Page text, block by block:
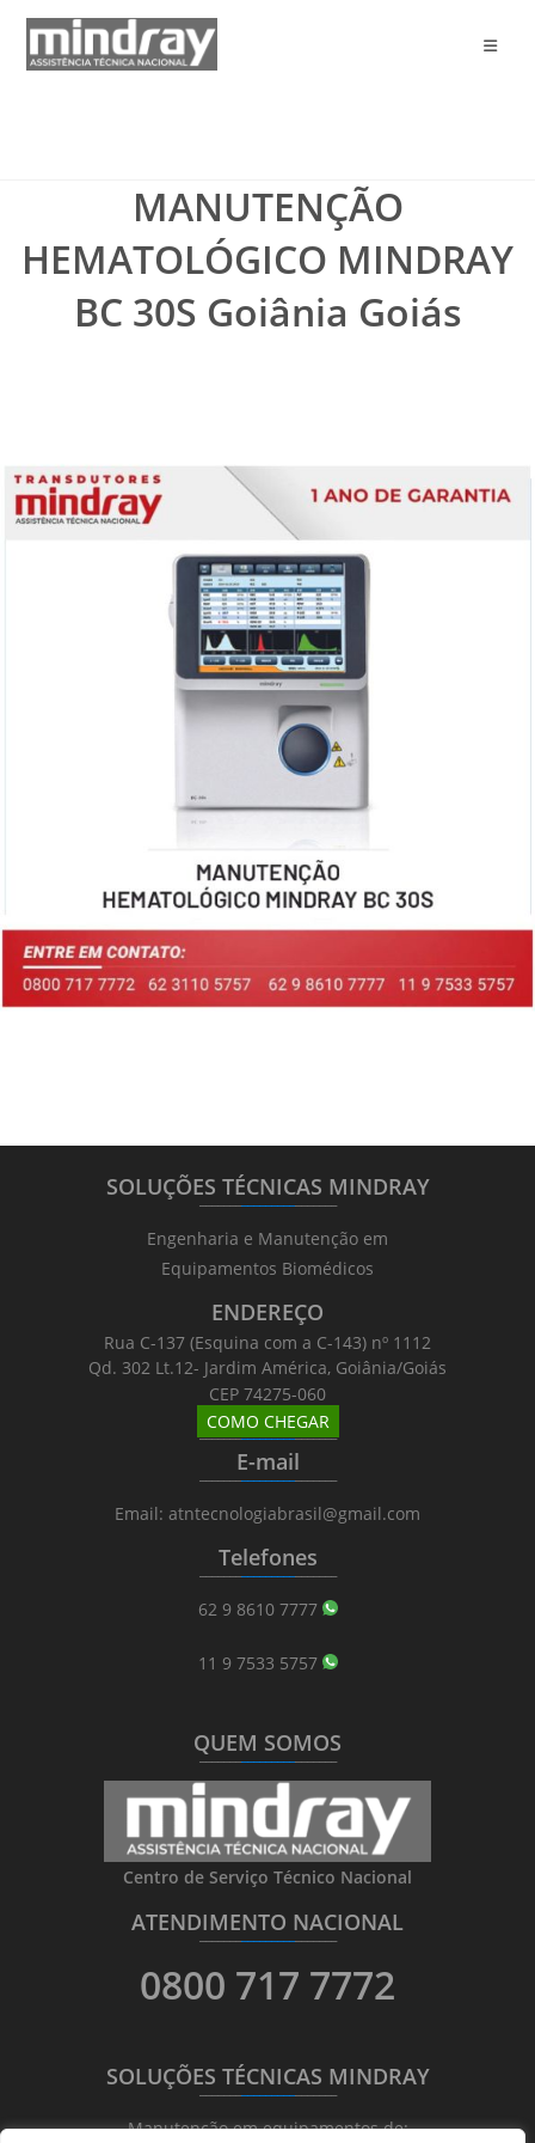
MANUTENÇÃO
HEMATOLÓGICO MINDRAY
BC 30S Goiânia Goiás
SOLUÇÕES TÉCNICAS MINDRAY
_______________________
Engenharia e Manutenção em
Equipamentos Biomédicos
ENDEREÇO
Rua C-137 (Esquina com a C-143) nº 1112
Qd. 302 Lt.12- Jardim América, Goiânia/Goiás
CEP 74275-060
COMO CHEGAR
_______________________
E-mail
_______________________
Email: atntecnologiabrasil@gmail.com
Telefones
_______________________
62 9 8610 7777
11 9 7533 5757
QUEM SOMOS
_______________________
Centro de Serviço Técnico Nacional
ATENDIMENTO NACIONAL
_______________________
0800 717 7772
SOLUÇÕES TÉCNICAS MINDRAY
_______________________
Manutenção em equipamentos de: